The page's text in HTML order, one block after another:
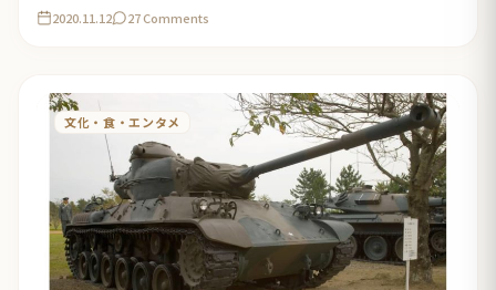
2020.11.12 27 Comments
文化・食・エンタメ